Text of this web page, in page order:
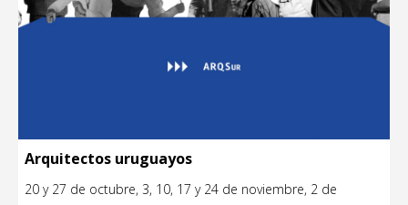
Arquitectos uruguayos
20 y 27 de octubre, 3, 10, 17 y 24 de noviembre, 2 de